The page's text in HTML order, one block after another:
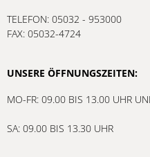
TELEFON: 05032 - 953000
FAX: 05032-4724
UNSERE ÖFFNUNGSZEITEN:
MO-FR: 09.00 BIS 13.00 UHR
SA: 09.00 BIS 13.30 UHR